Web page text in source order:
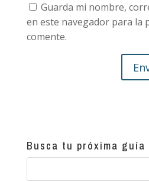
Guarda mi nombre,
en este navegador para la
comente.
Busca tu próxima guía